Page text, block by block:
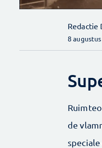
Redactie
8
de